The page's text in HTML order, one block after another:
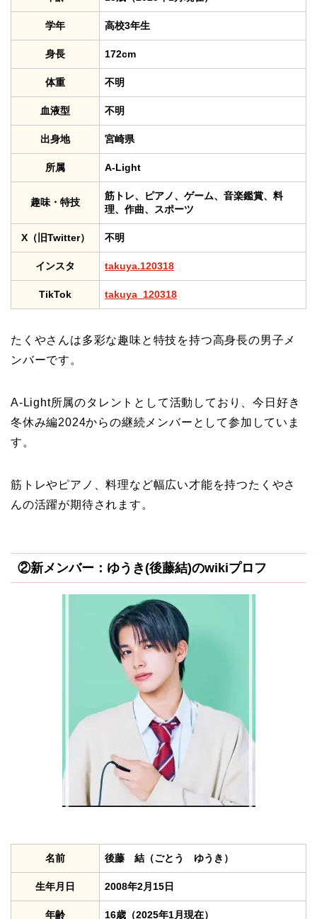
学年 高校3年生
身長 172cm
体重 不明
血液型 不明
出身地 宮崎県
所属 A-Light
趣味・特技
筋トレ、ピアノ、ゲーム、音楽鑑賞、料
理、作曲、スポーツ
X（旧Twitter） 不明
インスタ takuya.120318
TikTok takuya_120318
たくやさんは多彩な趣味と特技を持つ高身長の男子メ
ンバーです。
A-Light所属のタレントとして活動しており、今日好き
冬休み編2024からの継続メンバーとして参加していま
す。
筋トレやピアノ、料理など幅広い才能を持つたくやさ
んの活躍が期待されます。
②新メンバー：ゆうき(後藤結)のwikiプロフ
名前 後藤 結（ごとう ゆうき）
生年月日 2008年2月15日
年齢 16歳（2025年1月現在）